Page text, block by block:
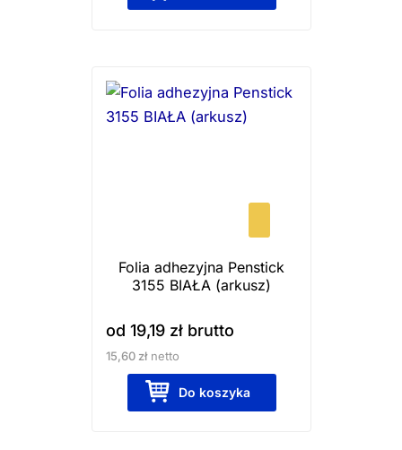
Folia adhezyjna Penstick
3155 BIAŁA (arkusz)
od 19,19 złbrutto
15,60 złnetto
Do koszyka
produkt
Opcje
na
stronie